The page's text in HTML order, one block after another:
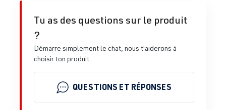
Tu as des questions sur le produit
?
Démarre simplement le chat, nous t'aiderons à
choisir ton produit.
QUESTIONS ET RÉPONSES